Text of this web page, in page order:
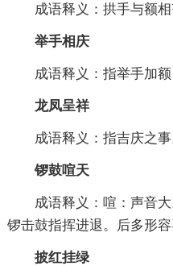
成语释义：拱手与额
举手相庆
成语释义：指举手加额
龙凤呈祥
成语释义：指吉庆之事
锣鼓喧天
成语释义：喧：声音
锣击鼓指挥进退。后多形容
披红挂绿